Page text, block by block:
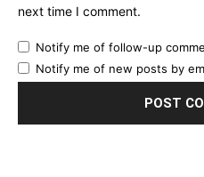
next time I comment.
Notify me of follow-up
Notify me of new posts by